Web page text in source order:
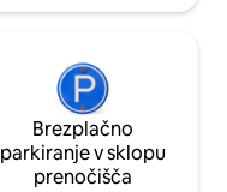
Brezplačno
parkiranje v sklopu
prenočišča